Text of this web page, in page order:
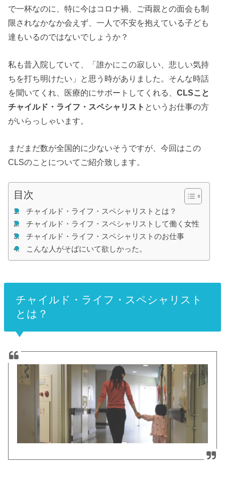
で一杯なのに、特に今はコロナ禍、ご両親との面会も制
限されなかなか会えず、一人で不安を抱えている子ども
達もいるのではないでしょうか？
私も昔入院していて、「誰かにこの寂しい、悲しい気持
ちを打ち明けたい」と思う時がありました。そんな時話
を聞いてくれ、医療的にサポートしてくれる、CLSこと
チャイルド・ライフ・スペシャリスト というお仕事の方
がいらっしゃいます。
まだまだ数が全国的に少ないそうですが、今回はこの
CLSのことについてご紹介致します。
目次
チャイルド・ライフ・スペシャリストとは？
チャイルド・ライフ・スペシャリストして働く女性
チャイルド・ライフ・スペシャリストのお仕事
こんな人がそばにいて欲しかった。
チャイルド・ライフ・スペシャリスト
とは？